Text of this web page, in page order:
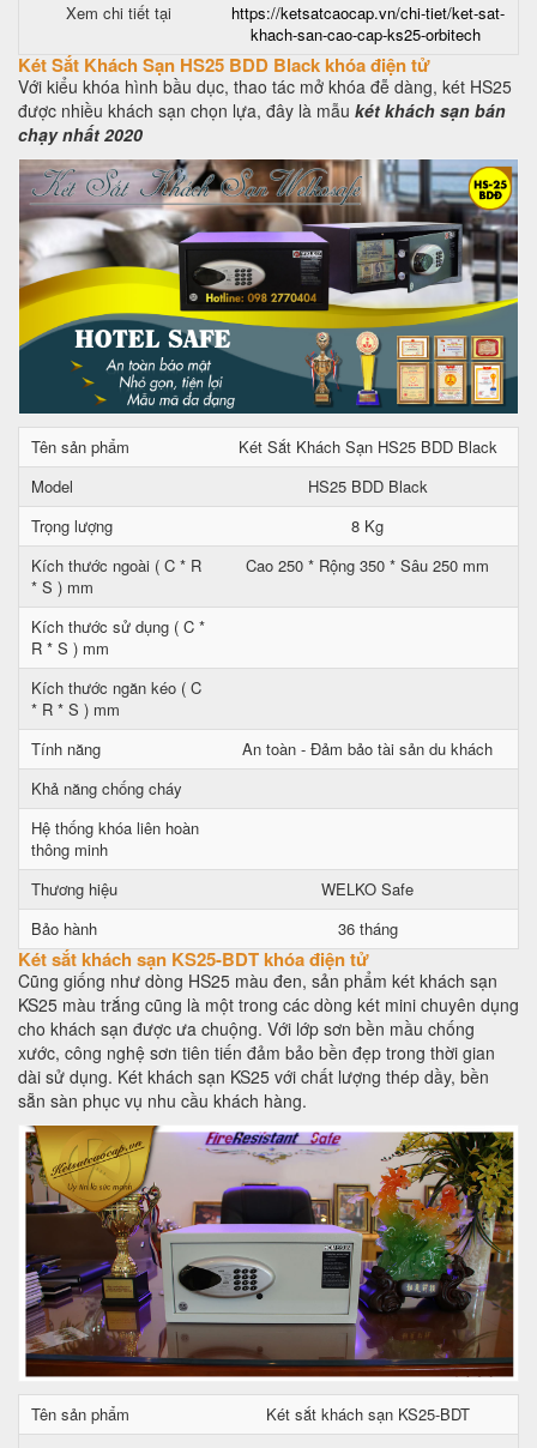
Xem chi tiết tại
https://ketsatcaocap.vn/chi-tiet/ket-sat-
khach-san-cao-cap-ks25-orbitech
Két Sắt Khách Sạn HS25 BDD Black khóa điện tử
Với kiểu khóa hình bầu dục, thao tác mở khóa đễ dàng, két HS25
được nhiều khách sạn chọn lựa, đây là mẫu két khách sạn bán
chạy nhất 2020
Tên sản phẩm
Két Sắt Khách Sạn HS25 BDD Black
Model
HS25 BDD Black
Trọng lượng
8 Kg
Kích thước ngoài ( C * R
* S ) mm
Cao 250 * Rộng 350 * Sâu 250 mm
Kích thước sử dụng ( C *
R * S ) mm
Kích thước ngăn kéo ( C
* R * S ) mm
Tính năng
An toàn - Đảm bảo tài sản du khách
Khả năng chống cháy
Hệ thống khóa liên hoàn
thông minh
Thương hiệu
WELKO Safe
Bảo hành
36 tháng
Két sắt khách sạn KS25-BDT khóa điện tử
Cũng giống như dòng HS25 màu đen, sản phẩm két khách sạn
KS25 màu trắng cũng là một trong các dòng két mini chuyên dụng
cho khách sạn được ưa chuộng. Với lớp sơn bền mầu chống
xước, công nghệ sơn tiên tiến đảm bảo bền đẹp trong thời gian
dài sử dụng. Két khách sạn KS25 với chất lượng thép dầy, bền
sẵn sàn phục vụ nhu cầu khách hàng.
Tên sản phẩm
Két sắt khách sạn KS25-BDT